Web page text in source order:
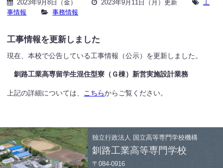
2023年9月8日（金） 2023年9月11日（月）更新
工
事情報
事務情報
工事情報を更新しました
現在、本校で公告している工事情報（公示）を更新しました。
釧路工業高専留学生混住型寮（Ｇ棟）新営実施設計業務
上記の詳細については、 こちらからご覧ください。
独立行政法人 国立高等専門学校機構
釧路工業高等専門学校
〒084-0916